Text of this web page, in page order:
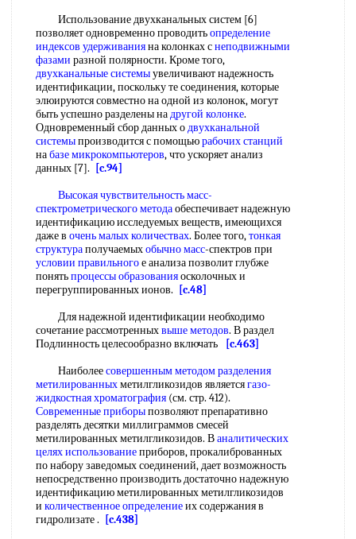
Использование двухканальных систем [6]
позволяет одновременно проводитьопределение
индексов удерживанияна колонках снеподвижными
фазами разной полярности. Кроме того,
двухканальные системыувеличивают надежность
идентификации, поскольку те соединения, которые
элюируются совместно на одной из колонок, могут
быть успешно разделены надругой колонке.
Одновременный сбор данных одвухканальной
системыпроизводится с помощьюрабочих станций
набазе микрокомпьютеров, что ускоряет анализ
данных [7].
[c.94]
Высокая чувствительностьмасс-
спектрометрического методаобеспечивает надежную
идентификацию исследуемых веществ, имеющихся
даже в очень малых количествах. Более того,тонкая
структураполучаемыхобычно масс-спектров при
условии правильногое анализа позволит глубже
понятьпроцессы образованияосколочных и
перегруппированных ионов.
[c.48]
Для надежной идентификации необходимо
сочетание рассмотренныхвыше методов. В раздел
Подлинность целесообразно включать
[c.463]
Наиболеесовершенным методомразделения
метилированныхметилгликозидов являетсягазо-
жидкостная хроматография (см. стр. 412).
Современные приборыпозволяют препаративно
разделять десятки миллиграммов смесей
метилированных метилгликозидов. Ваналитических
целях использованиеприборов, прокалиброванных
по набору заведомых соединений, дает возможность
непосредственно производить достаточно надежную
идентификацию метилированных метилгликозидов
и количественное определениеих содержания в
гидролизате .
[c.438]